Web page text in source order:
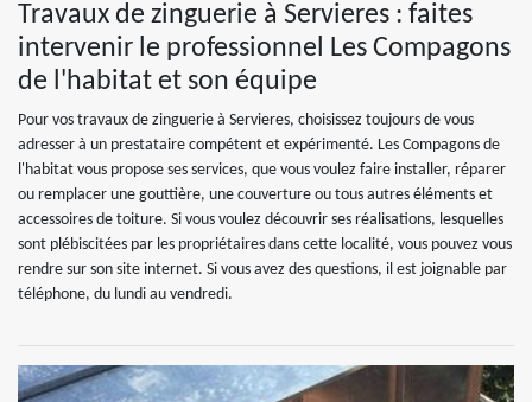
Travaux de zinguerie à Servieres : faites
intervenir le professionnel Les Compagons
de l'habitat et son équipe
Pour vos travaux de zinguerie à Servieres, choisissez toujours de vous
adresser à un prestataire compétent et expérimenté. Les Compagons de
l'habitat vous propose ses services, que vous voulez faire installer, réparer
ou remplacer une gouttière, une couverture ou tous autres éléments et
accessoires de toiture. Si vous voulez découvrir ses réalisations, lesquelles
sont plébiscitées par les propriétaires dans cette localité, vous pouvez vous
rendre sur son site internet. Si vous avez des questions, il est joignable par
téléphone, du lundi au vendredi.